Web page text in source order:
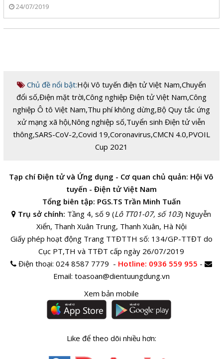
24/07/2019
Chủ đề nổi bật:Hội Vô tuyến điện tử Việt Nam,Chuyển
đổi số,Điện mặt trời,Công nghiệp Điện tử Việt Nam,Công
nghiệp Ô tô Việt Nam,Thu phí không dừng,Bộ Quy tắc ứng
xử mạng xã hội,Nông nghiệp số,Tuyển sinh Điện tử viễn
thông,SARS-CoV-2,Covid 19,Coronavirus,CMCN 4.0,PVOIL
Cup 2021
Tạp chí Điện tử và Ứng dụng - Cơ quan chủ quản: Hội Vô
tuyến - Điện tử Việt Nam
Tổng biên tập: PGS.TS Trần Minh Tuấn
Trụ sở chính: Tầng 4, số 9 (Lô TT01-07, số 103) Nguyễn
Xiển, Thanh Xuân Trung, Thanh Xuân, Hà Nội
Giấy phép hoạt động Trang TTĐTTH số: 134/GP-TTĐT do
Cục PT,TH và TTĐT cấp ngày 26/07/2019
Điện thoại:024 8587 7779 - Hotline: 0936 559 955 -
Email: toasoan@dientuungdung.vn
Xem bản mobile
Like để theo dõi nhiều hơn: